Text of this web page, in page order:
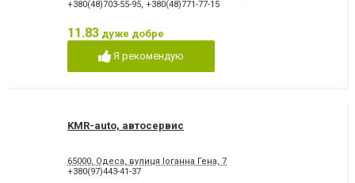
+380(48)703-55-95 +380(48)771-77-15
11.83 дуже добре
Я рекомендую
KMR-auto, автосервис
65000, Одеса, вулиця Іоганна Гена, 7
+380(97)443-41-37